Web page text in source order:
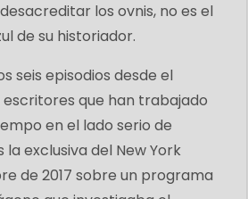
los ovnis, no es el
de su historiador.
seis episodios desde el
que han trabajado
en el lado serio de
la exclusiva del New York
de 2017 sobre un programa